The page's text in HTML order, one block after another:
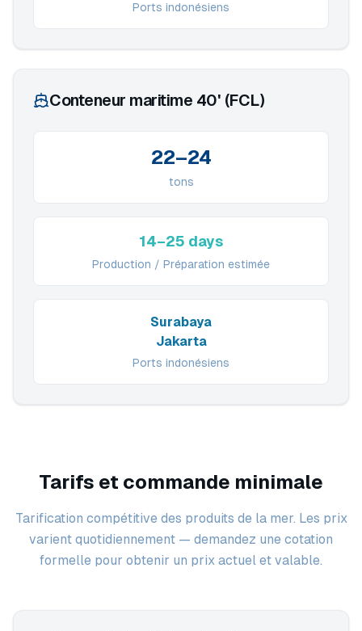
Ports indonésiens
Conteneur maritime 40' (FCL)
22–24
tons
14–25 days
Production / Préparation estimée
Surabaya
Jakarta
Ports indonésiens
Tarifs et commande minimale
Tarification compétitive des produits de la mer. Les prix
varient quotidiennement — demandez une cotation
formelle pour obtenir un prix actuel et valable.